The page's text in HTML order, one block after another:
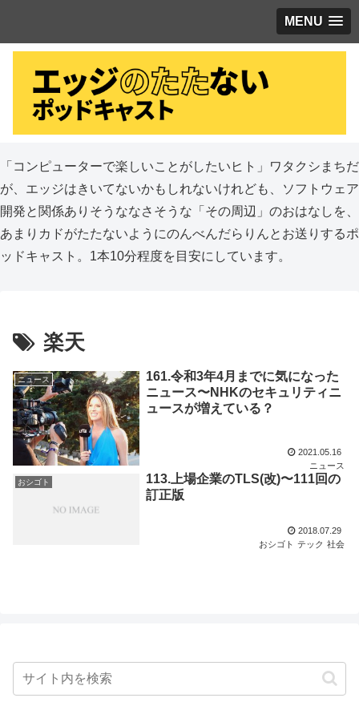
MENU
「コンピューターで楽しいことがしたいヒト」ワタクシまちだ
が、エッジはきいてないかもしれないけれども、ソフトウェア
開発と関係ありそうななさそうな「その周辺」のおはなしを、
あまりカドがたたないようにのんべんだらりんとお送りするポ
ッドキャスト。1本10分程度を目安にしています。
楽天
ニュース
161.令和3年4月までに気になった
ニュース〜NHKのセキュリティニ
ュースが増えている？
2021.05.16
ニュース
おシゴト
113.上場企業のTLS(改)〜111回の
訂正版
2018.07.29
おシゴト テック 社会